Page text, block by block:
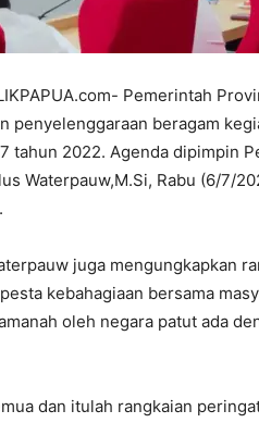
Pemerintah
penyelenggaraan beragam
tahun 2022. Agenda dipimpin
Waterpauw,M.Si, Rabu (6/7/
juga mengungkapkan
kebahagiaan bersama
oleh negara patut ada
dan itulah rangkaian